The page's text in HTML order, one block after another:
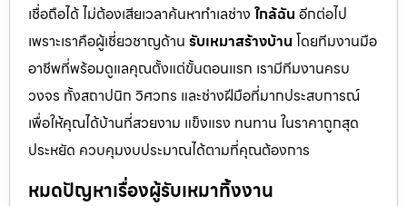
เชื่อถือได้ ไม่ต้องเสียเวลาค้นหาทำเลช่าง ใกล้ฉัน อีกต่อไป
เพราะเราคือผู้เชี่ยวชาญด้าน รับเหมาสร้างบ้าน โดยทีมงานมือ
อาชีพที่พร้อมดูแลคุณตั้งแต่ขั้นตอนแรก เรามีทีมงานครบ
วงจร ทั้งสถาปนิก วิศวกร และช่างฝีมือที่มากประสบการณ์
เพื่อให้คุณได้บ้านที่สวยงาม แข็งแรง ทนทาน ในราคาถูกสุด
ประหยัด ควบคุมงบประมาณได้ตามที่คุณต้องการ
หมดปัญหาเรื่องผู้รับเหมาทิ้งงาน